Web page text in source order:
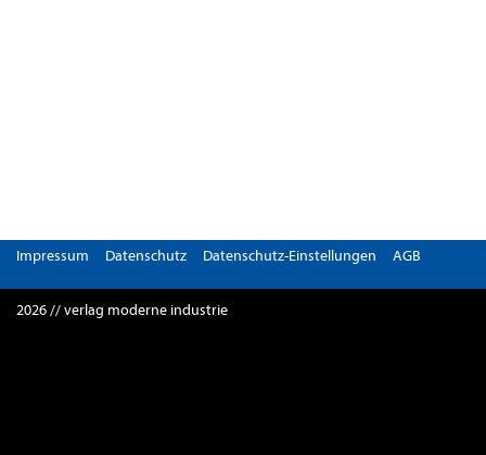
Impressum Datenschutz Datenschutz-Einstellungen AGB
2026 // verlag moderne industrie